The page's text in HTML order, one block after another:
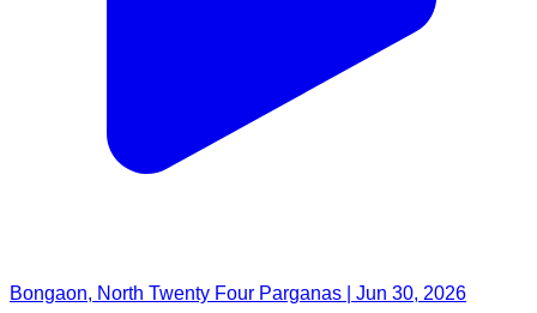
Bongaon, North Twenty Four Parganas | Jun 30, 2026